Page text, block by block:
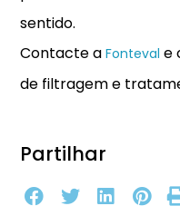
sentido.
Contacte a Fonteval e
de filtragem e
Partilhar